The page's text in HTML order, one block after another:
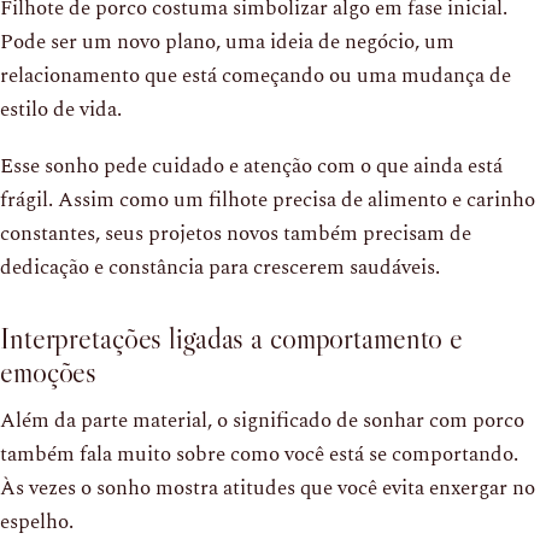
Filhote de porco costuma simbolizar algo em fase inicial.
Pode ser um novo plano, uma ideia de negócio, um
relacionamento que está começando ou uma mudança de
estilo de vida.
Esse sonho pede cuidado e atenção com o que ainda está
frágil. Assim como um filhote precisa de alimento e carinho
constantes, seus projetos novos também precisam de
dedicação e constância para crescerem saudáveis.
Interpretações ligadas a comportamento e
emoções
Além da parte material, o significado de sonhar com porco
também fala muito sobre como você está se comportando.
Às vezes o sonho mostra atitudes que você evita enxergar no
espelho.